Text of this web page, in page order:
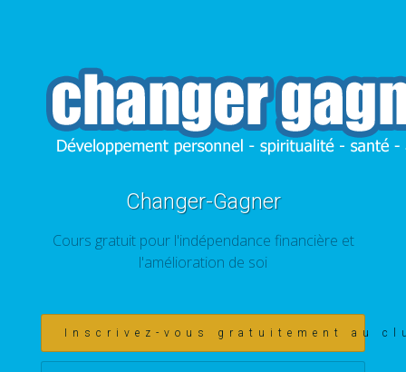
Changer-Gagner
Cours gratuit pour l'indépendance financière et
l'amélioration de soi
Inscrivez-vous gratuitement au